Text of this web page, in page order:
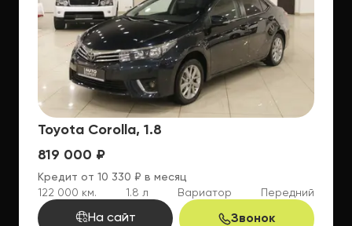
Toyota Corolla, 1.8
819 000 ₽
Кредит от 10 330 ₽ в месяц
122 000 км.
1.8 л Вариатор Передний
На сайт Звонок